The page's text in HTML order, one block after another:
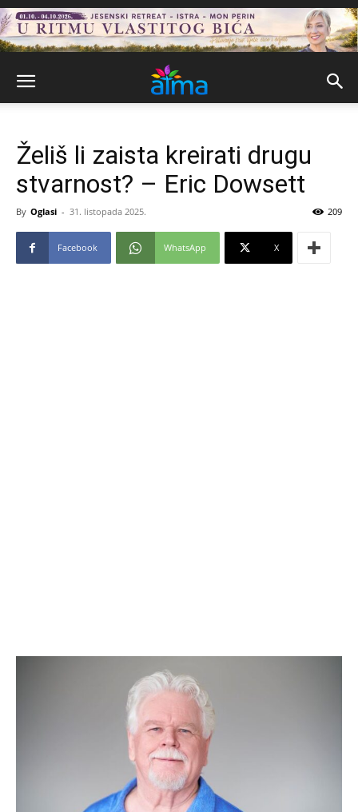
Želiš li zaista kreirati drugu
stvarnost? – Eric Dowsett
By Oglasi - 31. listopada 2025. 209
Facebook WhatsApp X